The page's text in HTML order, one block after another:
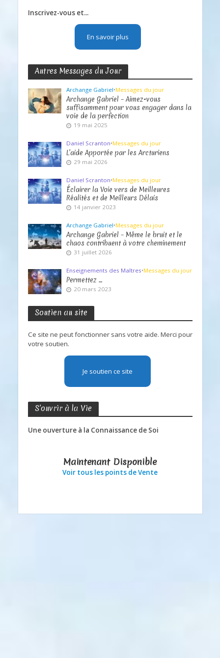
Inscrivez-vous et...
En savoir plus
Autres Messages du Jour
Archange Gabriel•Messages du jour
Archange Gabriel – Aimez-vous
suffisamment pour vous engager dans la
voie de la perfection
19 mai 2025
Daniel Scranton•Messages du jour
L’aide Apportée par les Arcturiens
29 mai 2026
Daniel Scranton•Messages du jour
Éclairer la Voie vers de Meilleures
Réalités et de Meilleurs Délais
14 janvier 2023
Archange Gabriel•Messages du jour
Archange Gabriel – Même le bruit et le
chaos contribuent à votre cheminement
31 juillet 2026
Enseignements des Maîtres•Messages du jour
Permettez …
20 mars 2023
Soutien au site
Ce site ne peut fonctionner sans votre aide. Merci pour
votre soutien.
Je soutien ce site
S’ouvrir à la Vie
Une ouverture à la Connaissance de Soi
Maintenant Disponible
Voir tous les points de Vente